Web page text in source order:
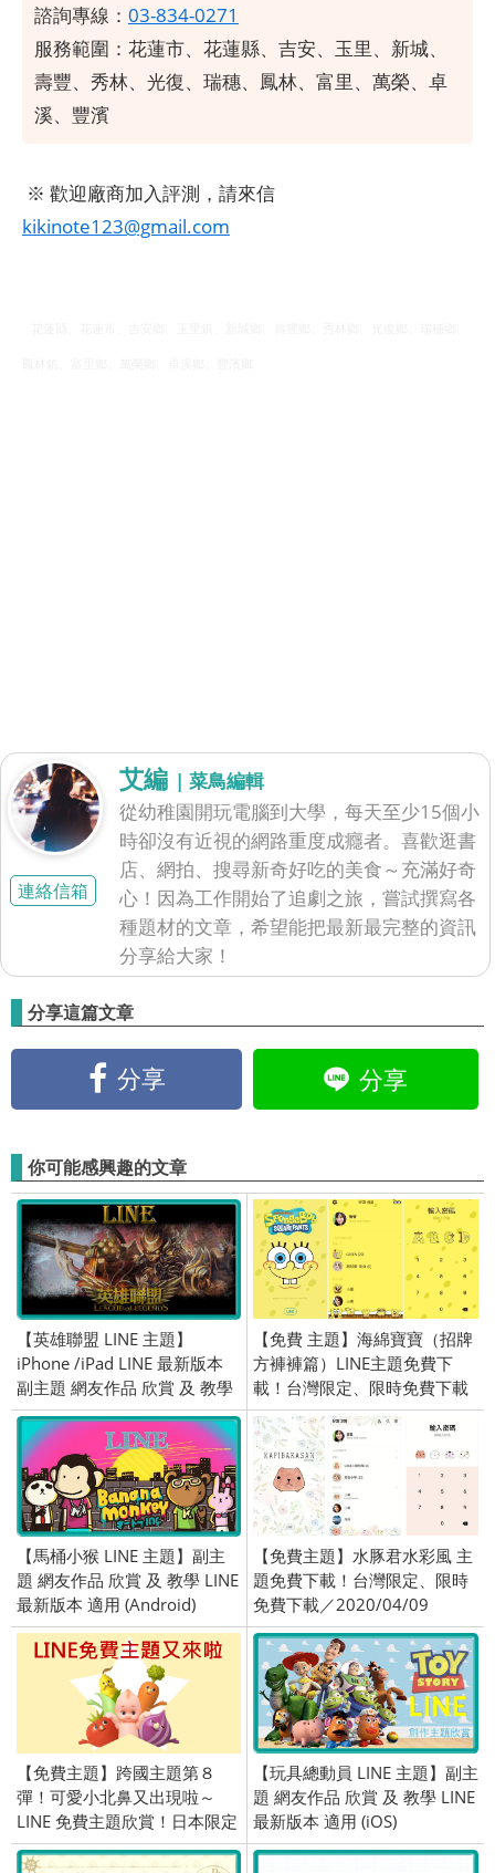
諮詢專線： 03-834-0271
服務範圍： 花蓮市、花蓮縣、吉安、玉里、新城、
壽豐、秀林、光復、瑞穗、鳳林、富里、萬榮、卓
溪、豐濱
※ 歡迎廠商加入評測，請來信
kikinote123@gmail.com
連絡信箱
艾編 | 菜鳥編輯
從幼稚園開玩電腦到大學，每天至少15個小
時卻沒有近視的網路重度成癮者。喜歡逛書
店、網拍、搜尋新奇好吃的美食～充滿好奇
心！因為工作開始了追劇之旅，嘗試撰寫各
種題材的文章，希望能把最新最完整的資訊
分享給大家！
分享這篇文章
分享 分享
你可能感興趣的文章
【英雄聯盟 LINE 主題】
iPhone /iPad LINE 最新版本
副主題 網友作品 欣賞 及 教學
適用 (iOS)
【免費 主題】海綿寶寶（招牌
方褲褲篇）LINE主題免費下
載！台灣限定、限時免費下載
／2019/08/29
【馬桶小猴 LINE 主題】副主
題 網友作品 欣賞 及 教學 LINE
最新版本 適用 (Android)
【免費主題】水豚君水彩風 主
題免費下載！台灣限定、限時
免費下載／2020/04/09
【免費主題】跨國主題第８
彈！可愛小北鼻又出現啦～
LINE 免費主題欣賞！日本限定
／OpenVPN 跨區、加好友／
【玩具總動員 LINE 主題】副主
題 網友作品 欣賞 及 教學 LINE
最新版本 適用 (iOS)